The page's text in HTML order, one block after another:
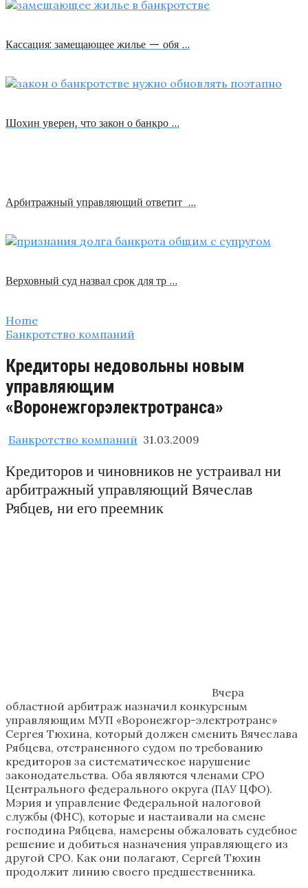
Кассация: замещающее жилье — обя …
Шохин уверен, что закон о банкро …
Арбитражный управляющий ответит …
Верховный суд назвал срок для тр …
Home
Банкротство компаний
Кредиторы недовольны новым
управляющим
«Воронежгорэлектротранса»
Банкротство компаний 31.03.2009
Кредиторов и чиновников не устраивал ни
арбитражный управляющий Вячеслав
Рябцев, ни его преемник
Вчера
областной арбитраж назначил конкурсным
управляющим МУП «Воронежгор-электротранс»
Сергея Тюхина, который должен сменить Вячеслава
Рябцева, отстраненного судом по требованию
кредиторов за систематическое нарушение
законодательства. Оба являются членами СРО
Центрального федерального округа (ПАУ ЦФО).
Мэрия и управление Федеральной налоговой
службы (ФНС), которые и настаивали на смене
господина Рябцева, намерены обжаловать судебное
решение и добиться назначения управляющего из
другой СРО. Как они полагают, Сергей Тюхин
продолжит линию своего предшественника.